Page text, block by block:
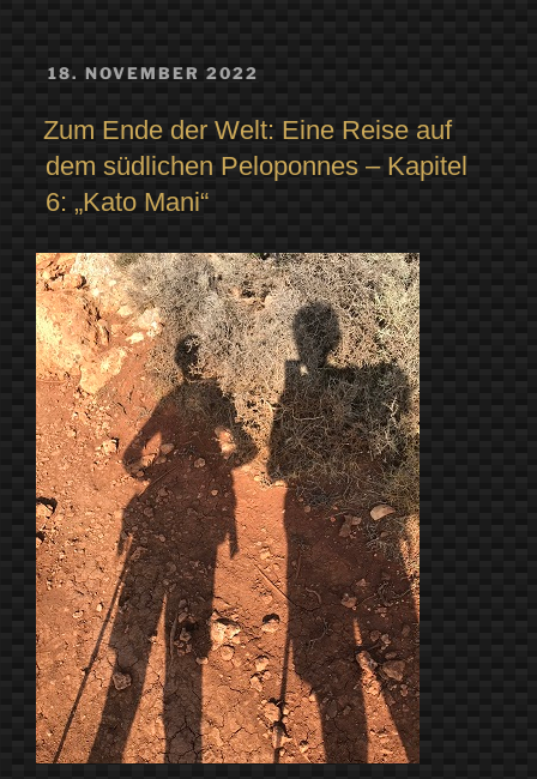
VERÖFFENTLICHT
18. NOVEMBER 2022
Zum Ende der Welt: Eine Reise auf
dem südlichen Peloponnes – Kapitel
6: „Kato Mani“